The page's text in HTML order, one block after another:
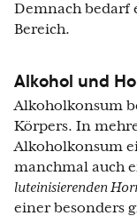
Demnach bedarf
Bereich.
Alkohol und
Alkoholkonsum
Körpers. In
Alkoholkonsum
manchmal auch
luteinisierenden
einer besonders